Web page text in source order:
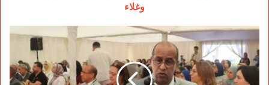
وغلاء
مدير
مستشفى
الرازي:
ممرضو